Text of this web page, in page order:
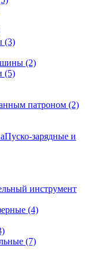
(3)
(2)
(5)
патроном (2)
Пуско-зарядные и
инструмент
(4)
(7)